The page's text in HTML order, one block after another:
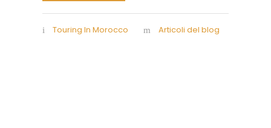
Touring In Morocco Articoli del blog